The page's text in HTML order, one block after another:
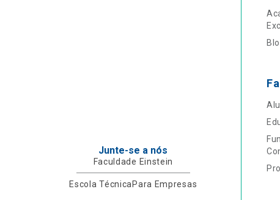
Junte-se a nós
Faculdade Einstein
Escola TécnicaPara Empresas